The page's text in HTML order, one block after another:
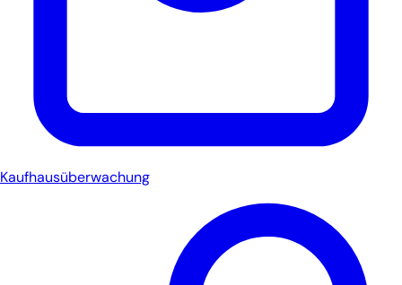
Kaufhausüberwachung